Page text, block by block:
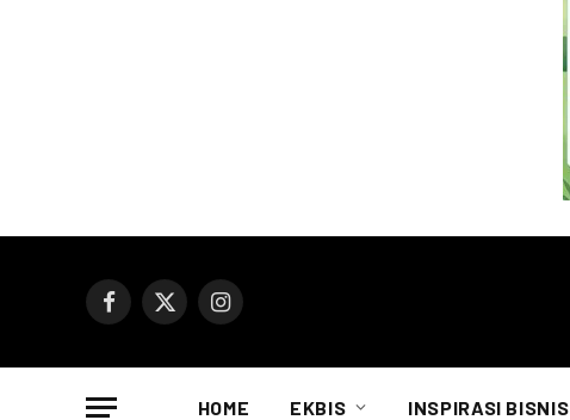
Facebook
X
Instagram
HOME EKBIS INSPIRASI BISNIS